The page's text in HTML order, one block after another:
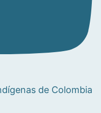
de Colombia